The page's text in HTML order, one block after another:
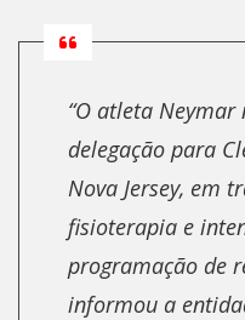
“O atleta
delegação para
Nova Jersey, em
fisioterapia e
programação de
informou a